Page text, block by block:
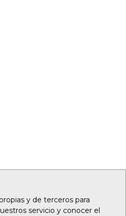
y de terceros para
servicio y conocer el